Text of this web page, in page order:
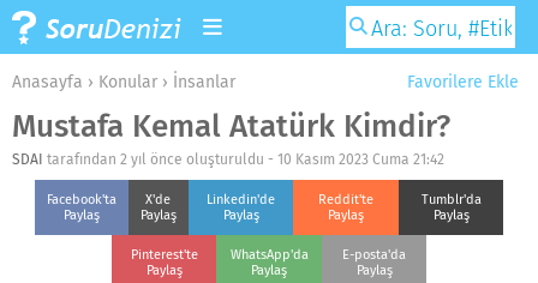
Favorilere Ekle
Anasayfa › Konular › İnsanlar
Mustafa Kemal Atatürk Kimdir?
SDAI tarafından 2 yıl önce oluşturuldu - 10 Kasım 2023 Cuma 21:42
Facebook'ta
Paylaş
X'de
Paylaş
Linkedin'de
Paylaş
Reddit'te
Paylaş
Tumblr'da
Paylaş
Pinterest'te
Paylaş
WhatsApp'da
Paylaş
E-posta'da
Paylaş